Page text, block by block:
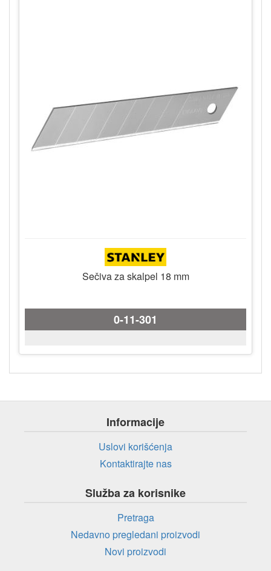
Sečiva za skalpel 18 mm
0-11-301
Informacije
Uslovi korišćenja
Kontaktirajte nas
Služba za korisnike
Pretraga
Nedavno pregledani proizvodi
Novi proizvodi